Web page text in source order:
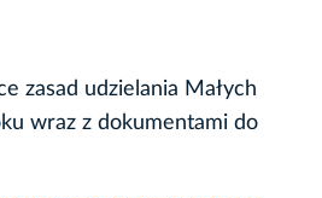
zasad udzielania Małych
wraz z dokumentami do